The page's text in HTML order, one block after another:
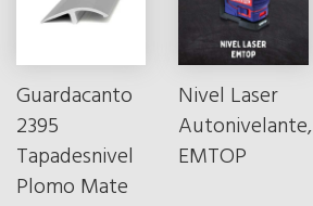
Guardacanto
2395
Tapadesnivel
Plomo Mate
Nivel Laser
Autonivelante,
EMTOP